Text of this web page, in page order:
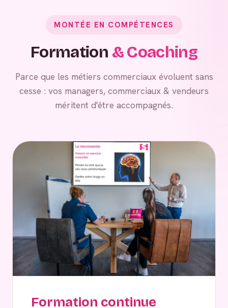
MONTÉE EN COMPÉTENCES
Formation & Coaching
Parce que les métiers commerciaux évoluent sans
cesse : vos managers, commerciaux & vendeurs
méritent d'être accompagnés.
Formation continue